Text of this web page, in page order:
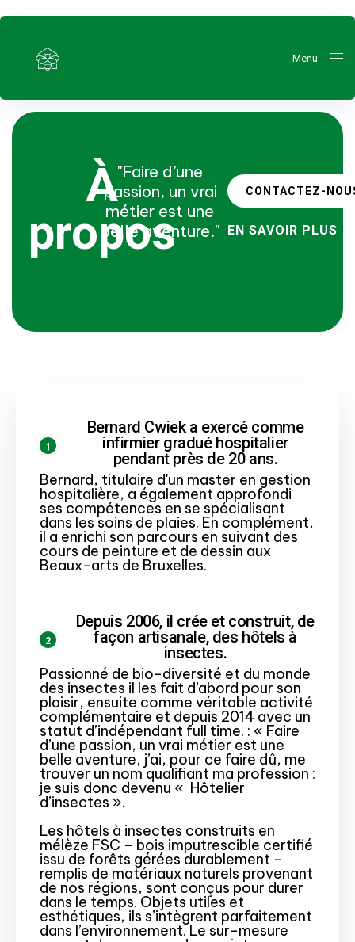
Menu
À
propos
"Faire d’une
passion, un vrai
métier est une
belle aventure."
CONTACTEZ-
EN SAVOIR PLUS
Bernard Cwiek a exercé comme
infirmier gradué hospitalier
pendant près de 20 ans.
Bernard, titulaire d'un master en gestion
hospitalière, a également approfondi
ses compétences en se spécialisant
dans les soins de plaies. En complément,
il a enrichi son parcours en suivant des
cours de peinture et de dessin aux
Beaux-arts de Bruxelles.
Depuis 2006, il crée et construit, de
façon artisanale, des hôtels à
insectes.
Passionné de bio-diversité et du monde
des insectes il les fait d’abord pour son
plaisir, ensuite comme véritable activité
complémentaire et depuis 2014 avec un
statut d’indépendant full time. : « Faire
d’une passion, un vrai métier est une
belle aventure, j’ai, pour ce faire dû, me
trouver un nom qualifiant ma profession :
je suis donc devenu « Hôtelier
d’insectes ».
Les hôtels à insectes construits en
mélèze FSC – bois imputrescible certifié
issu de forêts gérées durablement –
remplis de matériaux naturels provenant
de nos régions, sont conçus pour durer
dans le temps. Objets utiles et
esthétiques, ils s’intègrent parfaitement
dans l’environnement. Le sur-mesure